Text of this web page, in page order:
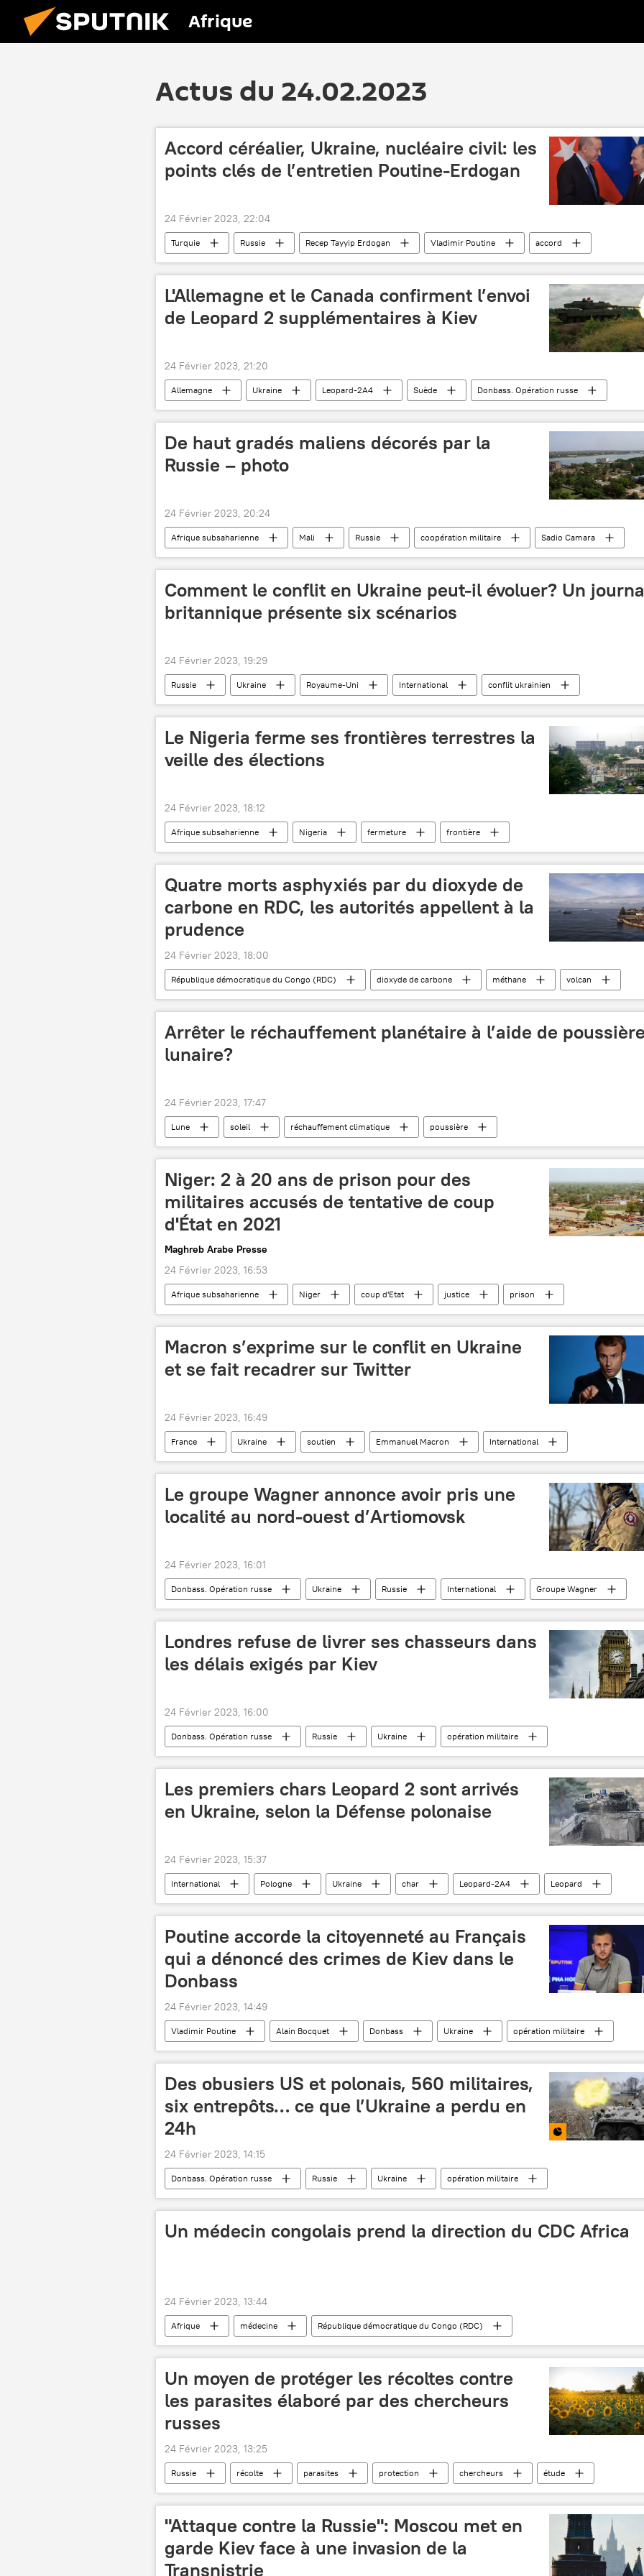
Afrique
Actus du 24.02.2023
Accord céréalier, Ukraine, nucléaire civil: les
points clés de l’entretien Poutine-Erdogan
24 Février 2023, 22:04
Turquie Russie Recep Tayyip Erdogan Vladimir Poutine
accord
céréales
nucléaire entretien
L'Allemagne et le Canada confirment l’envoi
de Leopard 2 supplémentaires à Kiev
24 Février 2023, 21:20
Allemagne Ukraine Leopard-2A4 Suède
Donbass. Opération russe
International
véhicules blindés Portugal Canada
De haut gradés maliens décorés par la
Russie – photo
24 Février 2023, 20:24
Afrique subsaharienne Mali Russie coopération militaire
Sadio Camara
Jour du défenseur de la Patrie (Russie)
décoration médaille
Comment le conflit en Ukraine peut-il évoluer? Un
britannique présente six scénarios
24 Février 2023, 19:29
Russie Ukraine Royaume-Uni International
conflit ukrainien
nucléaire
scénario
Le Nigeria ferme ses frontières terrestres la
veille des élections
24 Février 2023, 18:12
Afrique subsaharienne Nigeria fermeture
frontière
élection présidentielle
Quatre morts asphyxiés par du dioxyde de
carbone en RDC, les autorités appellent à la
prudence
24 Février 2023, 18:00
République démocratique du Congo (RDC) dioxyde de carbone méthane
volcan
danger
séisme glissement de terrain Afrique Afrique subsaharienne
Arrêter le réchauffement planétaire à l’aide de
lunaire?
24 Février 2023, 17:47
Lune soleil réchauffement climatique poussière
Niger: 2 à 20 ans de prison pour des
militaires accusés de tentative de coup
d'État en 2021
Maghreb Arabe Presse
24 Février 2023, 16:53
Afrique subsaharienne Niger coup d'Etat justice
prison
peine de prison
Macron s’exprime sur le conflit en Ukraine
et se fait recadrer sur Twitter
24 Février 2023, 16:49
France Ukraine soutien Emmanuel Macron International
Le groupe Wagner annonce avoir pris une
localité au nord-ouest d’Artiomovsk
24 Février 2023, 16:01
Donbass. Opération russe Ukraine Russie International
Groupe Wagner
République populaire de Donetsk (RPD)
contrôle
Londres refuse de livrer ses chasseurs dans
les délais exigés par Kiev
24 Février 2023, 16:00
Donbass. Opération russe Russie Ukraine
opération militaire
Eurofighter Typhoon (avion)
Pologne Londres chasseur Kiev
Les premiers chars Leopard 2 sont arrivés
en Ukraine, selon la Défense polonaise
24 Février 2023, 15:37
International Pologne Ukraine char Leopard-2A4 Leopard
Poutine accorde la citoyenneté au Français
qui a dénoncé des crimes de Kiev dans le
Donbass
24 Février 2023, 14:49
Vladimir Poutine Alain Bocquet Donbass Ukraine opération militaire
Des obusiers US et polonais, 560 militaires,
six entrepôts… ce que l’Ukraine a perdu en
24h
24 Février 2023, 14:15
Donbass. Opération russe Russie Ukraine
opération militaire
militaires russes
M777 (obusier) Pologne États-Unis
Donbass
Un médecin congolais prend la direction du CDC Africa
24 Février 2023, 13:44
Afrique médecine République démocratique du Congo (RDC)
Un moyen de protéger les récoltes contre
les parasites élaboré par des chercheurs
russes
24 Février 2023, 13:25
Russie récolte parasites protection chercheurs étude
"Attaque contre la Russie": Moscou met en
garde Kiev face à une invasion de la
Transnistrie